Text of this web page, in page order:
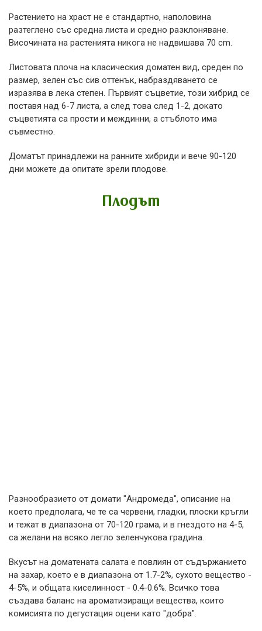
Растението на храст не е стандартно, наполовина
разтеглено със средна листа и средно разклоняване.
Височината на растенията никога не надвишава 70 cm.
Листовата плоча на класическия доматен вид, среден по
размер, зелен със сив оттенък, набраздяването се
изразява в лека степен. Първият съцветие, този хибрид се
поставя над 6-7 листа, а след това след 1-2, докато
съцветията са прости и междинни, а стъблото има
съвместно.
Доматът принадлежи на ранните хибриди и вече 90-120
дни можете да опитате зрели плодове.
Плодът
Разнообразието от домати "Андромеда", описание на
което предполага, че те са червени, гладки, плоски кръгли
и тежат в диапазона от 70-120 грама, и в гнездото на 4-5,
са желани на всяко легло зеленчукова градина.
Вкусът на доматената салата е повлиян от съдържанието
на захар, което е в диапазона от 1.7-2%, сухото вещество -
4-5%, и общата киселинност - 0.4-0.6%. Всичко това
създава баланс на ароматизиращи вещества, които
комисията по дегустация оцени като "добра".